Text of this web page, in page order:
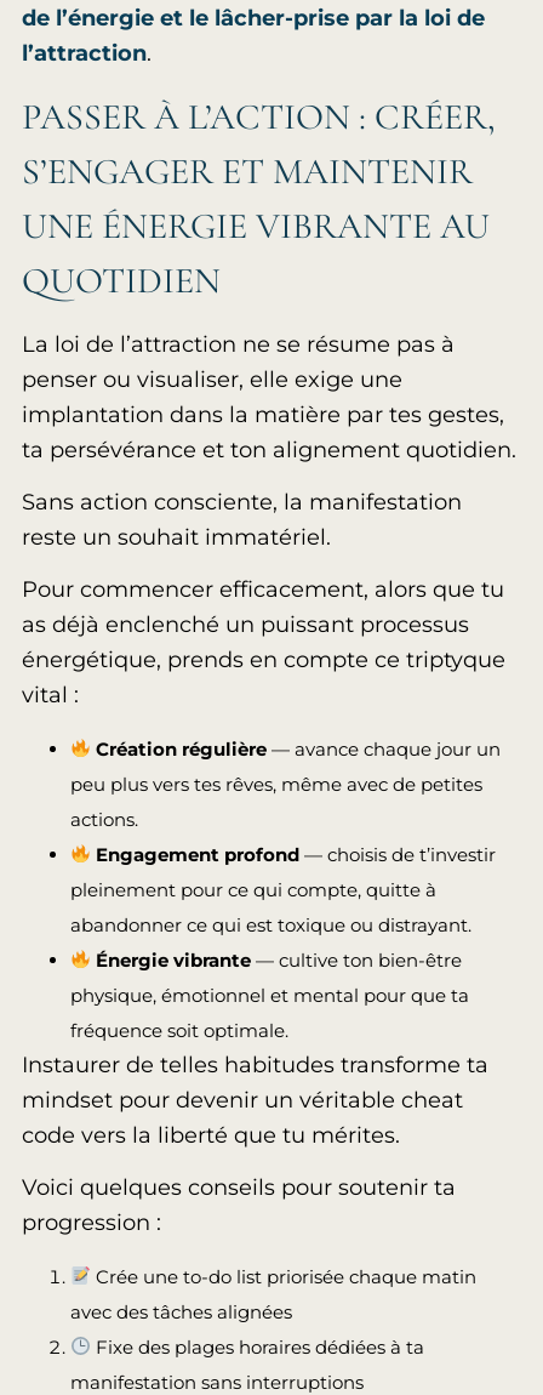
de l’énergie et le lâcher-prise par la loi de
l’attraction.
PASSER À L’ACTION : CRÉER,
S’ENGAGER ET MAINTENIR
UNE ÉNERGIE VIBRANTE AU
QUOTIDIEN
La loi de l’attraction ne se résume pas à
penser ou visualiser, elle exige une
implantation dans la matière par tes gestes,
ta persévérance et ton alignement quotidien.
Sans action consciente, la manifestation
reste un souhait immatériel.
Pour commencer efficacement, alors que tu
as déjà enclenché un puissant processus
énergétique, prends en compte ce triptyque
vital :
Création régulière— avance chaque jour un
peu plus vers tes rêves, même avec de petites
actions.
Engagement profond— choisis de t’investir
pleinement pour ce qui compte, quitte à
abandonner ce qui est toxique ou distrayant.
Énergie vibrante— cultive ton bien-être
physique, émotionnel et mental pour que ta
fréquence soit optimale.
Instaurer de telles habitudes transforme ta
mindset pour devenir un véritable cheat
code vers la liberté que tu mérites.
Voici quelques conseils pour soutenir ta
progression :
Crée une to-do list priorisée chaque matin
avec des tâches alignées
Fixe des plages horaires dédiées à ta
manifestation sans interruptions